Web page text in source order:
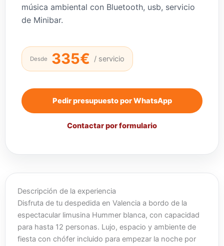
música ambiental con Bluetooth, usb, servicio
de Minibar.
Desde 335€ / servicio
Pedir presupuesto por WhatsApp
Contactar por formulario
Descripción de la experiencia
Disfruta de tu despedida en Valencia a bordo de la
espectacular limusina Hummer blanca, con capacidad
para hasta 12 personas. Lujo, espacio y ambiente de
fiesta con chófer incluido para empezar la noche por